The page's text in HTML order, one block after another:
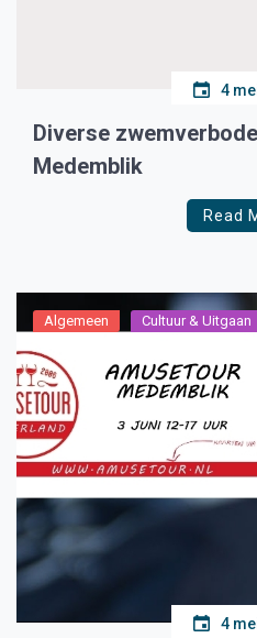
4
Diverse
Medemblik
Read
Algemeen Cultuur & Uitgaan
4